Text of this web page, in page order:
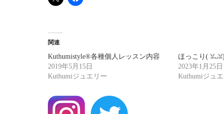
関連
Kuthumistyle®各種個人レッスン内容
2019年5月15日
Kuthumiジュエリー
ほっこり(⁠ ⁠ꈍ⁠ᴗ⁠ꈍ⁠)
2023年1月25日
Kuthumiジュ